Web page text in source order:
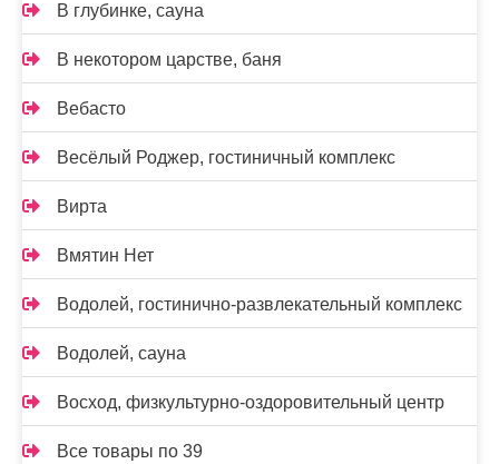
В глубинке, сауна
В некотором царстве, баня
Вебасто
Весёлый Роджер, гостиничный комплекс
Вирта
Вмятин Нет
Водолей, гостинично-развлекательный комплекс
Водолей, сауна
Восход, физкультурно-оздоровительный центр
Все товары по 39